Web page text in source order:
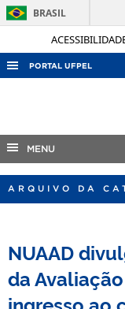
BRASIL
PORTAL UFPEL
COBALTO
OUVIDORIA
PORTARIAS
TELEFONES
MENU
ARQUIVO DA
NUAAD
da